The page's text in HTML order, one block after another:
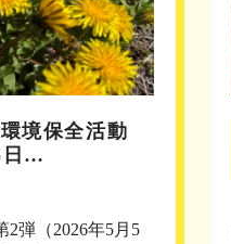
境保全活動
日…
2弾（2026年5月5